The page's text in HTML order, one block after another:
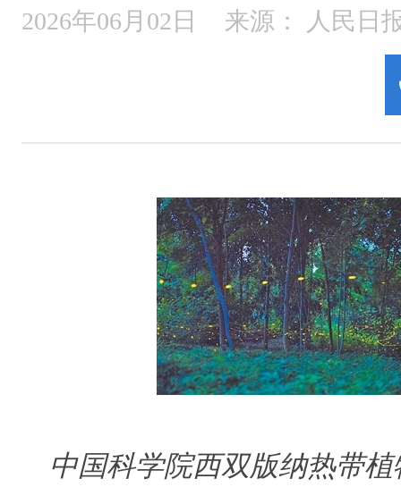
2026年06月02日 来源： 人民日
中国科学院西双版纳热带